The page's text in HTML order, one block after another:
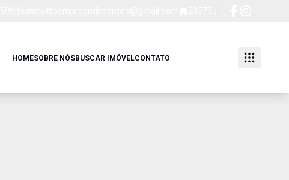
HOMESOBRE NÓSBUSCAR IMÓVELCONTATO